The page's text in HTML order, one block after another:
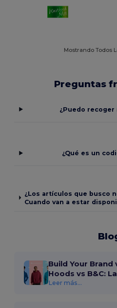
Mostrando Todos
Preguntas
¿Puedo recoger
¿Qué es un
¿Los artículos que busco
Cuando van a estar
Build Your Brand
Hoods vs B&C:
Leer más...